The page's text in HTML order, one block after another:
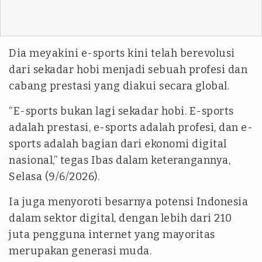
Dia meyakini e-sports kini telah berevolusi
dari sekadar hobi menjadi sebuah profesi dan
cabang prestasi yang diakui secara global.
“E-sports bukan lagi sekadar hobi. E-sports
adalah prestasi, e-sports adalah profesi, dan e-
sports adalah bagian dari ekonomi digital
nasional,” tegas Ibas dalam keterangannya,
Selasa (9/6/2026).
Ia juga menyoroti besarnya potensi Indonesia
dalam sektor digital, dengan lebih dari 210
juta pengguna internet yang mayoritas
merupakan generasi muda.